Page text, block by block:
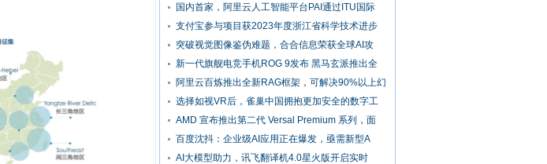
国内首家，阿里云人工智能平台PAI通过ITU国际
支付宝参与项目获2023年度浙江省科学技术进步
突破视觉图像鉴伪难题，合合信息荣获全球AI攻
新一代旗舰电竞手机ROG 9发布 黑马玄派推出全
阿里云百炼推出全新RAG框架，可解决90%以上幻
选择如视VR后，雀巢中国拥抱更加安全的数字工
AMD 宣布推出第二代 Versal Premium 系列，面
百度沈抖：企业级AI应用正在爆发，亟需新型A
AI大模型助力，讯飞翻译机4.0星火版开启实时